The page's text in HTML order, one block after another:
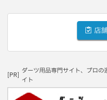
店
[PR]
ダーツ用品専門サイト、プロ
イト